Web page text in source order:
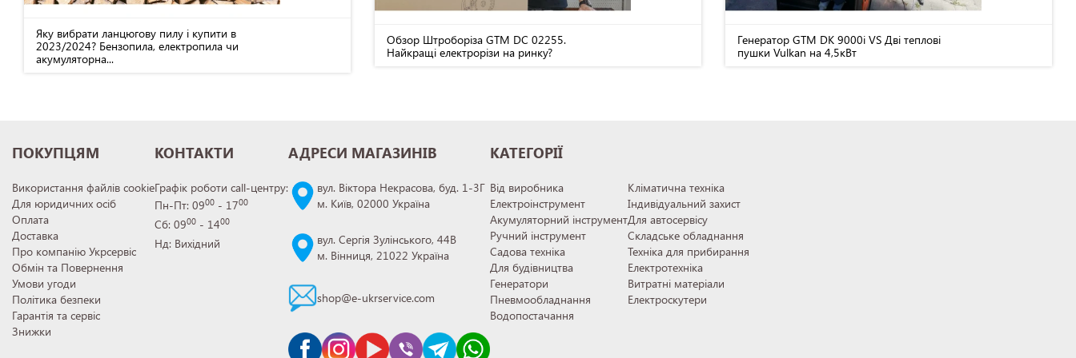
Яку вибрати ланцюгову пилу і купити в
2023/2024? Бензопила, електропила чи
акумуляторна...
Обзор Штроборіза GTM DC 02255.
Найкращі електрорізи на ринку?
Генератор GTM DK 9000i VS Дві теплові
пушки Vulkan на 4,5кВт
ПОКУПЦЯМ
Використання файлів cookie
Для юридичних осіб
Оплата
Доставка
Про компанію Укрсервіс
Обмін та Повернення
Умови угоди
Політика безпеки
Гарантія та сервіс
Знижки
КОНТАКТИ
Графік роботи call-центру:
Пн-Пт: 0900 - 1700
Сб: 0900 - 1400
Нд: Вихідний
АДРЕСИ МАГАЗИНІВ
вул. Віктора Некрасова, буд. 1-3Г
м. Київ, 02000 Україна
вул. Сергія Зулінського, 44В
м. Вінниця, 21022 Україна
shop@e-ukrservice.com
КАТЕГОРІЇ
Від виробника
Електроінструмент
Акумуляторний інструмент
Ручний інструмент
Садова техніка
Для будівництва
Генератори
Пневмообладнання
Водопостачання
Кліматична техніка
Індивідуальний захист
Для автосервісу
Складське обладнання
Техніка для прибирання
Електротехніка
Витратні матеріали
Електроскутери